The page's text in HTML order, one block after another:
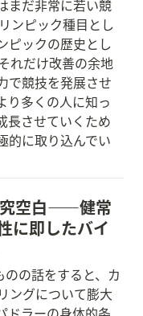
まだ非常に若い競
ンピック種目とし
ピックの歴史とし
れだけ改善の余地
で競技を発展させ
り多くの人に知っ
長させていくため
的に取り込んでい
究空白——健常
に即したバイ
のの話をすると、カ
ングについて膨大